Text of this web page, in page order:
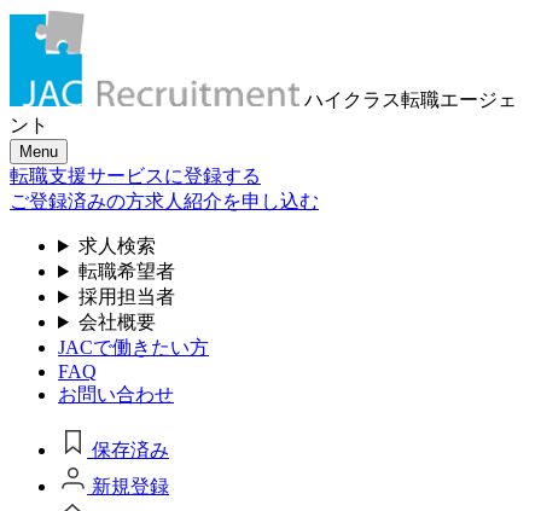
ハイクラス転職エージェ
ント
Menu
転職支援サービスに登録する
ご登録済みの方求人紹介を申し込む
求人検索
転職希望者
採用担当者
会社概要
JACで働きたい方
FAQ
お問い合わせ
保存済み
新規登録